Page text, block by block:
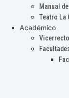
Manual
Teatro La
Académico